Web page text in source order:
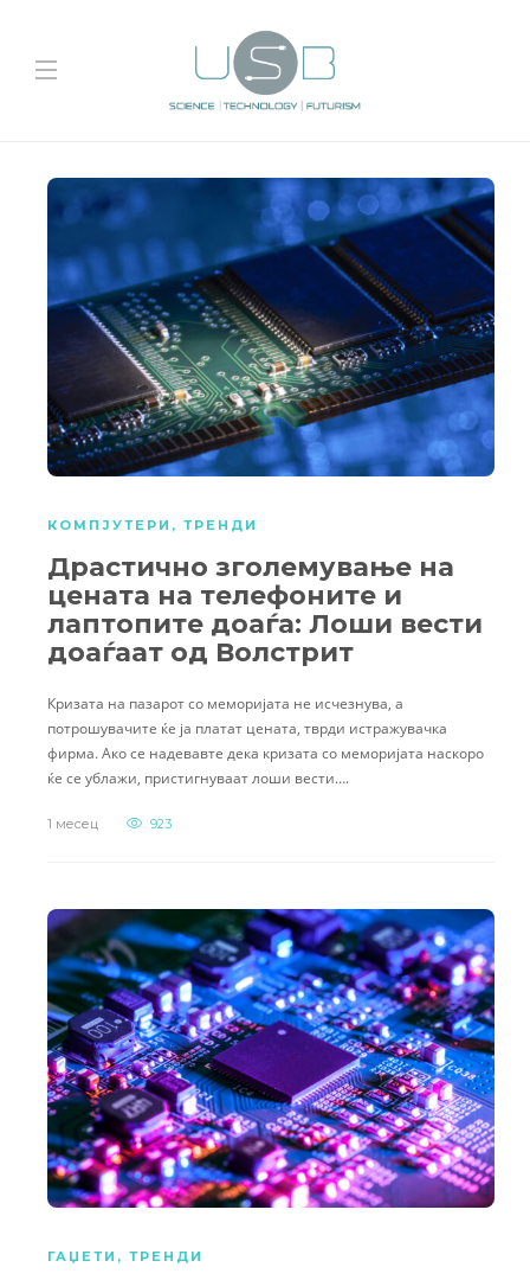
КОМПЈУТЕРИ , ТРЕНДИ
Драстично зголемување на
цената на телефоните и
лаптопите доаѓа: Лоши вести
доаѓаат од Волстрит
Кризата на пазарот со меморијата не исчезнува, а
потрошувачите ќе ја платат цената, тврди истражувачка
фирма. Ако се надевавте дека кризата со меморијата наскоро
ќе се ублажи, пристигнуваат лоши вести….
1 месец 923
ГАЏЕТИ , ТРЕНДИ